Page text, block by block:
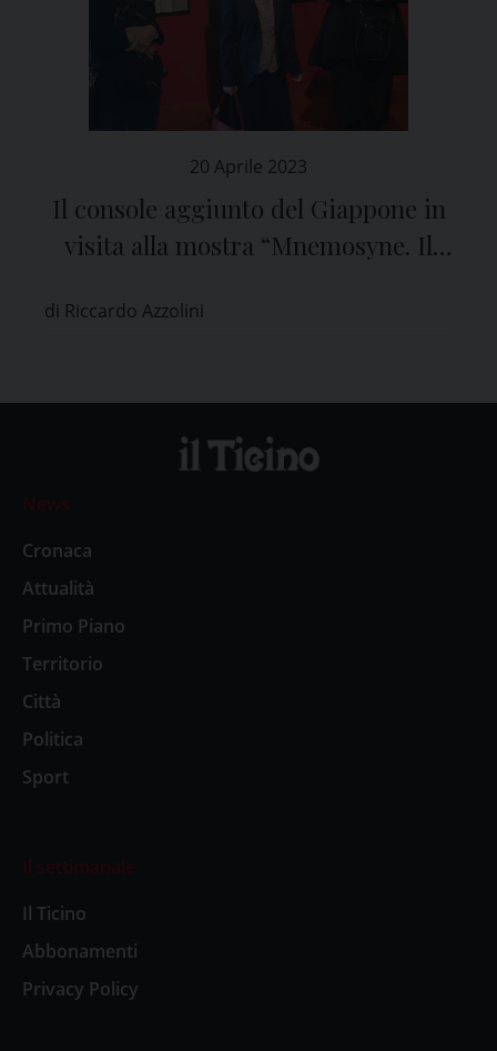
20 Aprile 2023
Il console aggiunto del Giappone in
visita alla mostra “Mnemosyne. Il
Civici del Castello di Pavia
di Riccardo Azzolini
News
Cronaca
Attualità
Primo Piano
Territorio
Città
Politica
Sport
Il settimanale
Il Ticino
Abbonamenti
Privacy Policy